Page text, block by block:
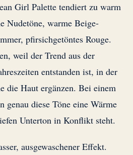
Girl Palette tendiert zu warm
Nudetöne, warme Beige-
pfirsichgetöntes Rouge.
weil der Trend aus der
entstanden ist, in der
die Haut ergänzen. Bei einem
genau diese Töne eine Wärme
Unterton in Konflikt steht.
ausgewaschener Effekt.